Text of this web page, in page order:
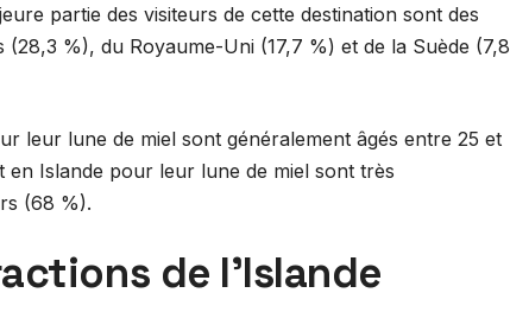
partie des visiteurs de cette destination sont des
%), du Royaume-Uni (17,7 %) et de la Suède (7,8
leur lune de miel sont généralement âgés entre 25 et
Islande pour leur lune de miel sont très
(68 %).
de l’Islande